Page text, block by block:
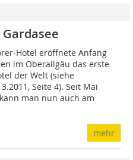
Hotel eröffnete Anfang
im Oberallgäu das erste
der Welt (siehe
Seite 4). Seit Mai
man nun auch am
mehr